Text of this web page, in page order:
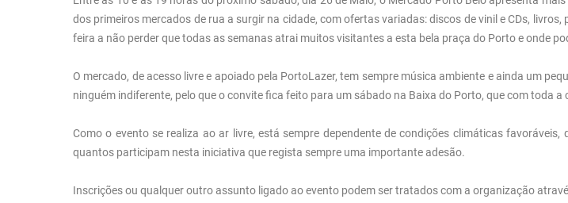
dos primeiros mercados de rua a surgir na cidade, com ofertas variadas: discos de vinil e CDs,
feira a não perder que todas as semanas atrai muitos visitantes a esta bela praça do Porto e onde
O mercado, de acesso livre e apoiado pela PortoLazer, tem sempre música ambiente e ainda um
ninguém indiferente, pelo que o convite fica feito para um sábado na Baixa do Porto, que com toda a
Como o evento se realiza ao ar livre, está sempre dependente de condições climáticas
quantos participam nesta iniciativa que regista sempre uma importante adesão.
Inscrições ou qualquer outro assunto ligado ao evento podem ser tratados com a organização